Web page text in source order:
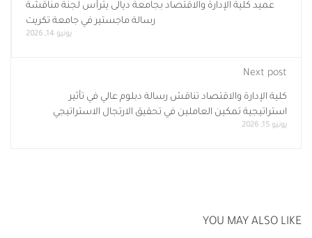
عميد كلية الإدارة والاقتصاد بجامعة ديالى يترأس لجنة مناقشة
رسالة ماجستير في جامعة تكريت
يونيو 14, 2026
Next post
كلية الإدارة والاقتصاد تناقش رسالة دبلوم عالي في تأثير
استراتيجية تمكين العاملين في تحقيق الارتجال الاستراتيجي
يونيو 15, 2026
YOU MAY ALSO LIKE